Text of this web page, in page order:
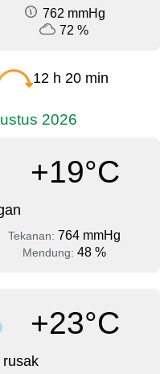
762 mmHg
72 %
12 h 20 min
2026
+19°C
Tekanan: 764 mmHg
Mendung: 48 %
+23°C
rusak